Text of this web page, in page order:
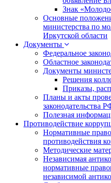
Знак
Основные
министерства по
Иркутской области
Документы
Федеральное
Областное
Документы
Решения
Приказы,
Планы и акты
законодательства
Полезная
Противодействие
Нормативные
противодействия
Методические
Независимая
нормативные
независимой